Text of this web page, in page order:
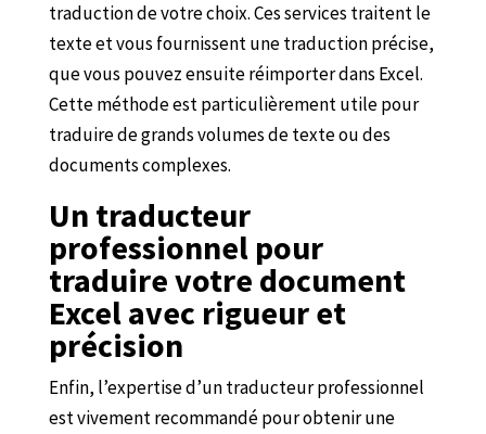
traduction de votre choix. Ces services traitent le
texte et vous fournissent une traduction précise,
que vous pouvez ensuite réimporter dans Excel.
Cette méthode est particulièrement utile pour
traduire de grands volumes de texte ou des
documents complexes.
Un traducteur
professionnel pour
traduire votre document
Excel avec rigueur et
précision
Enfin, l’expertise d’un traducteur professionnel
est vivement recommandé pour obtenir une